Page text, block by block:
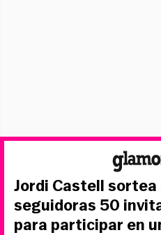
Jordi Castell
seguidoras 50
para participar en